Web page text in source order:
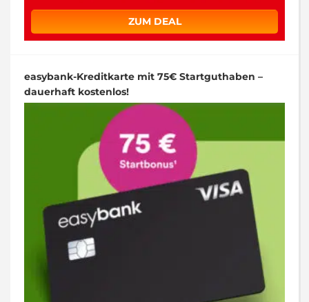
ZUM DEAL
easybank-Kreditkarte mit 75€ Startguthaben –
dauerhaft kostenlos!